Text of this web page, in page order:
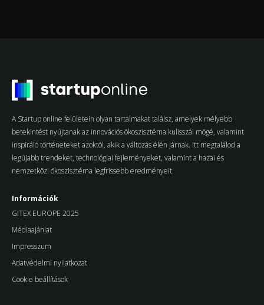
A Startup online felületein olyan tartalmakat találsz, amelyek mélyebb
betekintést nyújtanak az innovációs ökoszisztéma kulisszái mögé, valamint
inspiráló történeteket azoktól, akik a változás élén járnak. Itt megtalálod a
legújabb trendeket, technológiai fejleményeket, valamint a hazai és
nemzetközi ökoszisztéma legfrissebb eredményeit.
Információk
GITEX EUROPE 2025
Médiaajánlat
Impresszum
Adatvédelmi nyilatkozat
Cookie beállítások